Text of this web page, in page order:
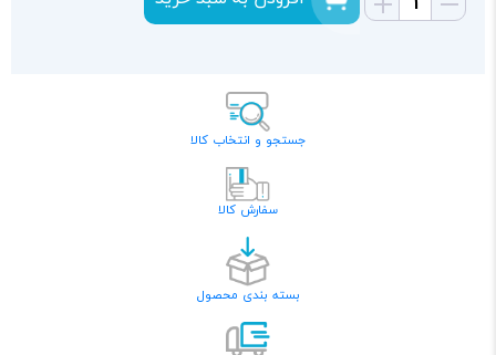
جستجو و انتخاب کالا
سفارش کالا
بسته بندی محصول